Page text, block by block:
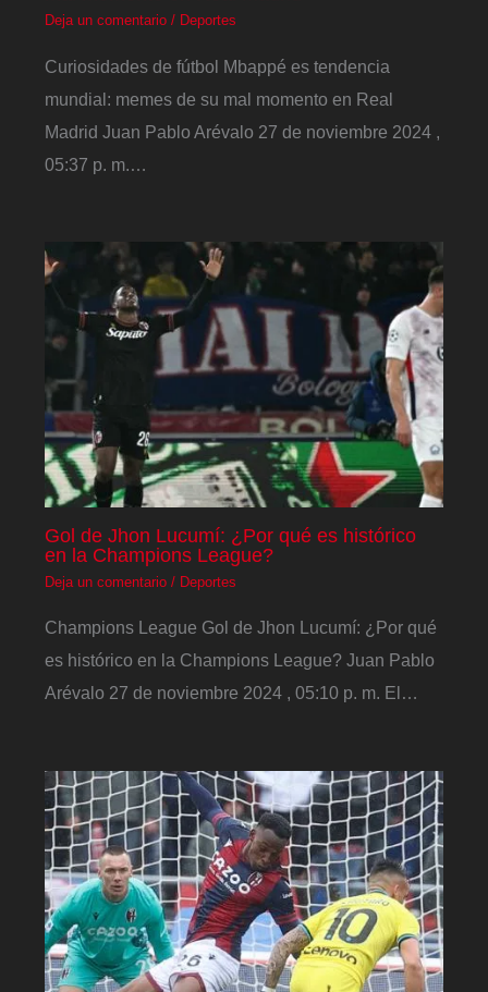
Deja un comentario / Deportes
Curiosidades de fútbol Mbappé es tendencia
mundial: memes de su mal momento en Real
Madrid Juan Pablo Arévalo 27 de noviembre 2024 ,
05:37 p. m.…
Gol de Jhon Lucumí: ¿Por qué es histórico
en la Champions League?
Deja un comentario / Deportes
Champions League Gol de Jhon Lucumí: ¿Por qué
es histórico en la Champions League? Juan Pablo
Arévalo 27 de noviembre 2024 , 05:10 p. m. El…